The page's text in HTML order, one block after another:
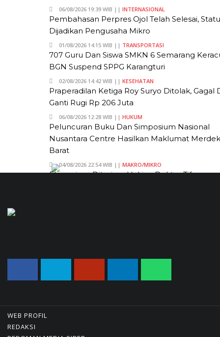
06/08/2026 19:39 WIB || INTERNASIONAL
Pembahasan Perpres Ojol Telah Selesai,
Dijadikan Pengusaha Mikro
01/08/2026 14:15 WIB || TRANSPORTASI
707 Guru Dan Siswa SMKN 6 Semarang
BGN Suspend SPPG Karangturi
02/08/2026 14:42 WIB || KESEHATAN
Praperadilan Ketiga Roy Suryo Ditolak, Gagal
Ganti Rugi Rp 206 Juta
06/08/2026 12:28 WIB || HUKUM
Peluncuran Buku Dan Simposium Nasional
Nusantara Centre Hasilkan Maklumat
Barat
04/08/2026 22:54 WIB || MAKRO/MIKRO
Eksepsinya Diterima Hakim, Dokter Tifa
Energinya Diserang Bisa Guncang Ekonomi
WEB PROFIL
REDAKSI